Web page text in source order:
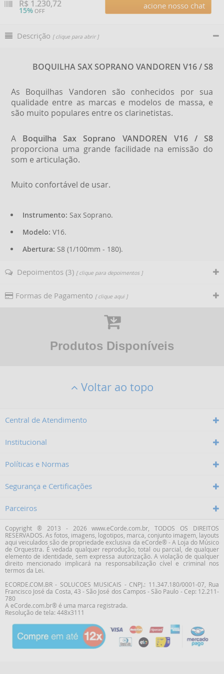
R$ 1.230,72
15% OFF
acione nosso chat
Descrição [ clique para abrir ]
BOQUILHA SAX SOPRANO VANDOREN V16 / S8
As Boquilhas Vandoren são conhecidos por sua
qualidade entre as marcas e modelos de massa, e
são muito populares entre os clarinetistas.
A Boquilha Sax Soprano VANDOREN V16 / S8
proporciona uma grande facilidade na emissão do
som e articulação.
Muito confortável de usar.
Instrumento: Sax Soprano.
Modelo: V16.
Abertura: S8 (1/100mm - 180).
Depoimentos (3) [ clique para depoimentos ]
Formas de Pagamento [ clique aqui ]
Produtos Disponíveis
Voltar ao topo
Central de Atendimento
Institucional
Políticas e Normas
Segurança e Certificações
Parceiros
Copyright ® 2013 - 2026 www.eCorde.com.br, TODOS OS DIREITOS
RESERVADOS. As fotos, imagens, logotipos, marca, conjunto imagem, layouts
aqui veiculados são de propriedade exclusiva da eCorde® - A Loja do Músico
de Orquestra. É vedada qualquer reprodução, total ou parcial, de qualquer
elemento de identidade, sem expressa autorização. A violação de qualquer
direito mencionado implicará na responsabilização cível e criminal nos
termos da Lei.
ECORDE.COM.BR - SOLUCOES MUSICAIS - CNPJ.: 11.347.180/0001-07, Rua
Francisco José da Costa 43 - São José dos Campos - São Paulo - Cep: 12.211-
780
A eCorde.com.br® é uma marca registrada.
Resolução de tela: 448x3111